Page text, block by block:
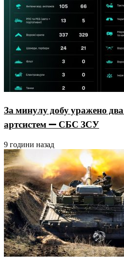
За минулу добу уражено
артсистем — СБС ЗСУ
9 години назад